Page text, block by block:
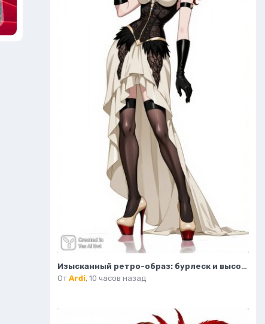
Изысканный ретро-образ: бурлеск и высокая мода в деталях. Картинка из нейросети Flux
От Ardi, 10 часов назад